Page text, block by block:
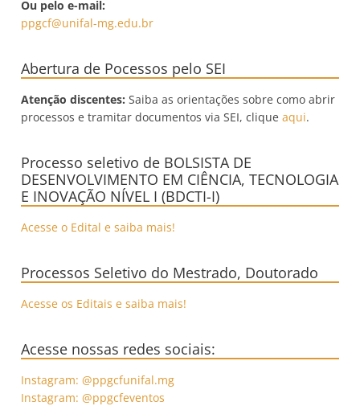
Ou pelo e-mail:
ppgcf@unifal-mg.edu.br
Abertura de Pocessos pelo SEI
Atenção discentes: Saiba as orientações sobre como abrir
processos e tramitar documentos via SEI, cliqueaqui.
Processo seletivo de BOLSISTA DE
DESENVOLVIMENTO EM CIÊNCIA, TECNOLOGIA
E INOVAÇÃO NÍVEL I (BDCTI-I)
Acesse o Edital e saiba mais!
Processos Seletivo do Mestrado, Doutorado
Acesse os Editais e saiba mais!
Acesse nossas redes sociais:
Instagram: @ppgcfunifal.mg
Instagram: @ppgcfeventos